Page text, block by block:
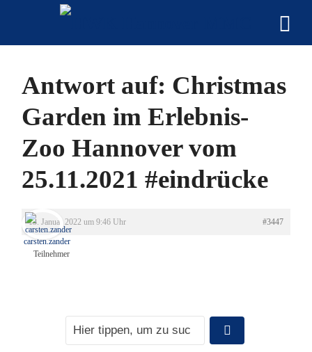
Antwort auf: Christmas
Garden im Erlebnis-
Zoo Hannover vom
25.11.2021 #eindrücke
13. Januar 2022 um 9:46 Uhr
#3447
carsten.zander
Teilnehmer